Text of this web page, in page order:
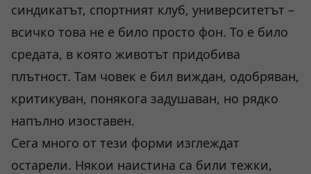
синдикатът, спортният клуб, университетът –
всичко това не е било просто фон. То е било
средата, в която животът придобива
плътност. Там човек е бил виждан, одобряван,
критикуван, понякога задушаван, но рядко
напълно изоставен.
Сега много от тези форми изглеждат
остарели. Някои наистина са били тежки,